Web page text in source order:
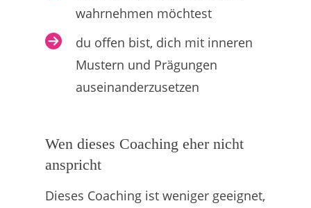
wahrnehmen möchtest
du offen bist, dich mit inneren
Mustern und Prägungen
auseinanderzusetzen
Wen dieses Coaching eher nicht
anspricht
Dieses Coaching ist weniger geeignet,